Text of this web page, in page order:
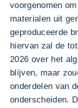
voorgenomen
materialen uit
geproduceerde
hiervan zal de
2026 over het
blijven, maar
onderdelen van
onderscheiden.